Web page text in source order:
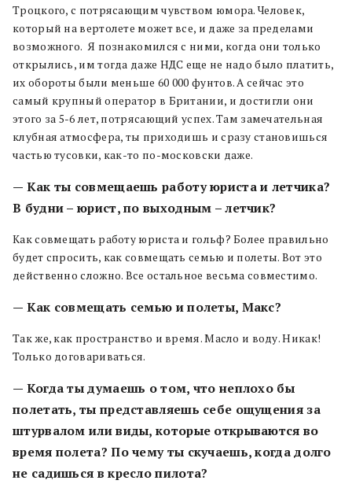
Троцкого, с потрясающим чувством юмора. Человек,
который на вертолете может все, и даже за пределами
возможного. Я познакомился с ними, когда они только
открылись, им тогда даже НДС еще не надо было платить,
их обороты были меньше 60 000 фунтов. А сейчас это
самый крупный оператор в Британии, и достигли они
этого за 5-6 лет, потрясающий успех. Там замечательная
клубная атмосфера, ты приходишь и сразу становишься
частью тусовки, как-то по-московски даже.
— Как ты совмещаешь работу юриста и летчика?
В будни – юрист, по выходным – летчик?
Как совмещать работу юриста и гольф? Более правильно
будет спросить, как совмещать семью и полеты. Вот это
действенно сложно. Все остальное весьма совместимо.
— Как совмещать семью и полеты, Макс?
Так же, как пространство и время. Масло и воду. Никак!
Только договариваться.
— Когда ты думаешь о том, что неплохо бы
полетать, ты представляешь себе ощущения за
штурвалом или виды, которые открываются во
время полета? По чему ты скучаешь, когда долго
не садишься в кресло пилота?